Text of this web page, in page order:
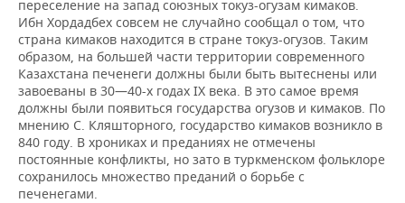
переселение на запад союзных токуз-огузам кимаков.
Ибн Хордадбех совсем не случайно сообщал о том, что
страна кимаков находится в стране токуз-огузов. Таким
образом, на большей части территории современного
Казахстана печенеги должны были быть вытеснены или
завоеваны в 30—40-х годах IX века. В это самое время
должны были появиться государства огузов и кимаков. По
мнению С. Кляшторного, государство кимаков возникло в
840 году. В хрониках и преданиях не отмечены
постоянные конфликты, но зато в туркменском фольклоре
сохранилось множество преданий о борьбе с
печенегами.